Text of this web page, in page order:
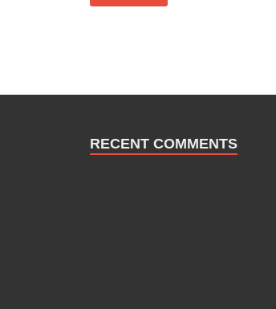
RECENT COMMENTS